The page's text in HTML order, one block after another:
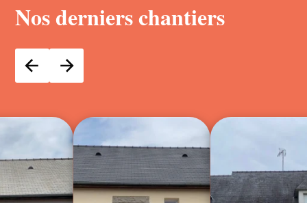
Nos derniers chantiers